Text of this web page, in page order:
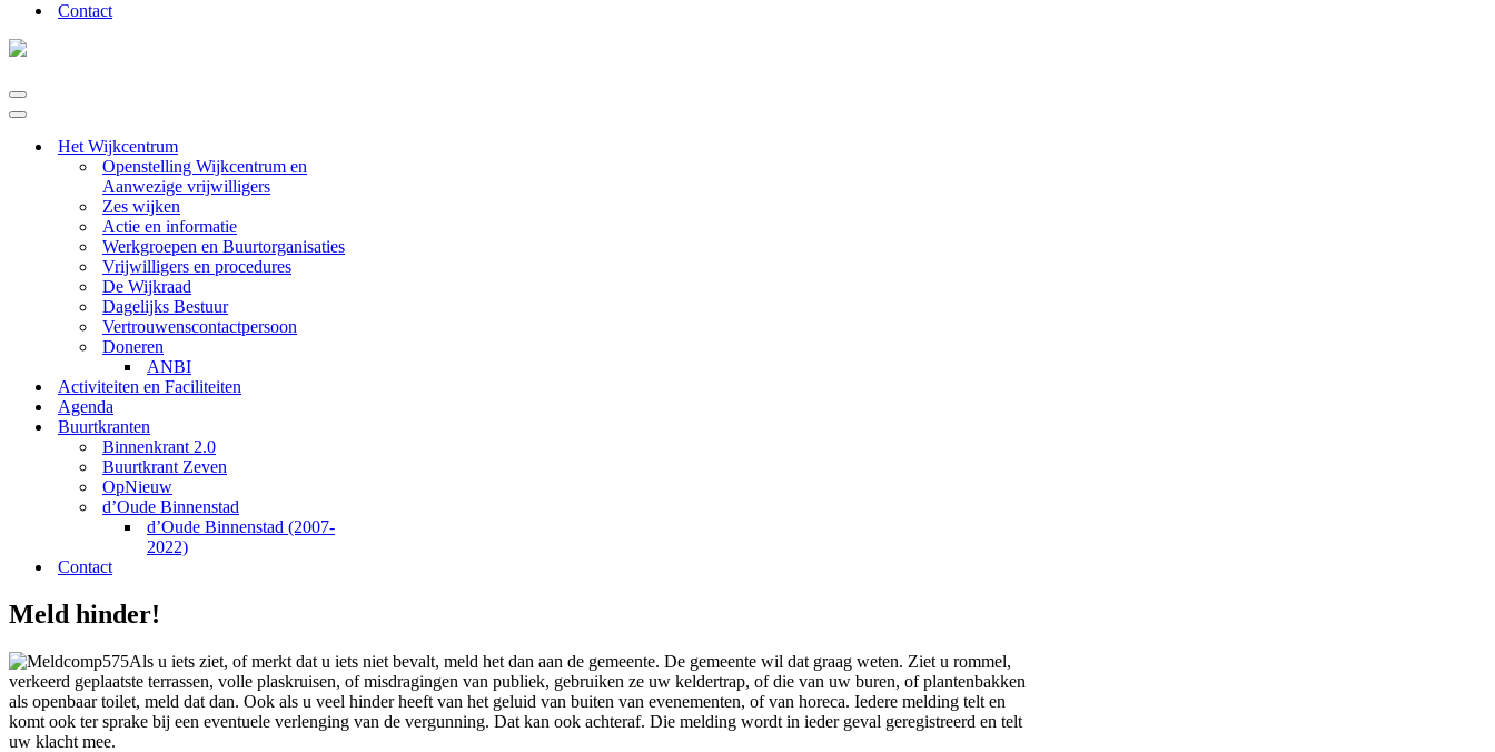
Contact
Navigatie
Menu
Navigatie
Het Wijkcentrum
Openstelling Wijkcentrum en
Aanwezige vrijwilligers
Zes wijken
Actie en informatie
Werkgroepen en Buurtorganisaties
Vrijwilligers en procedures
De Wijkraad
Dagelijks Bestuur
Vertrouwenscontactpersoon
Doneren
ANBI
Activiteiten en Faciliteiten
Agenda
Buurtkranten
Binnenkrant 2.0
Buurtkrant Zeven
OpNieuw
d’Oude Binnenstad
d’Oude Binnenstad (2007-
2022)
Contact
Meld hinder!
Als u iets ziet, of merkt dat u iets niet bevalt, meld het dan aan de gemeente. De gemeente wil dat graag weten. Ziet u rommel,
verkeerd geplaatste terrassen, volle plaskruisen, of misdragingen van publiek, gebruiken ze uw keldertrap, of die van uw buren, of plantenbakken
als openbaar toilet, meld dat dan. Ook als u veel hinder heeft van het geluid van buiten van evenementen, of van horeca. Iedere melding telt en
komt ook ter sprake bij een eventuele verlenging van de vergunning. Dat kan ook achteraf. Die melding wordt in ieder geval geregistreerd en telt
uw klacht mee.